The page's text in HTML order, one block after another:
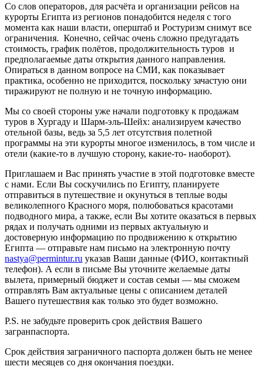
Со слов операторов, для расчёта и организации рейсов на
курорты Египта из регионов понадобится неделя с того
момента как наши власти, оперштаб и Ростуризм снимут все
ограничения. Конечно, сейчас очень сложно предугадать
стоимость, график полётов, продолжительность туров и
предполагаемые даты открытия данного направления.
Опираться в данном вопросе на СМИ, как показывает
практика, особенно не приходится, поскольку зачастую они
тиражируют не полную и не точную информацию.
Мы со своей стороны уже начали подготовку к продажам
туров в Хургаду и Шарм-эль-Шейх: анализируем качество
отельной базы, ведь за 5,5 лет отсутствия полетной
программы на эти курорты многое изменилось, в том числе и
отели (какие-то в лучшую сторону, какие-то- наоборот).
Приглашаем и Вас принять участие в этой подготовке вместе
с нами. Если Вы соскучились по Египту, планируете
отправиться в путешествие и окунуться в теплые воды
великолепного Красного моря, полюбоваться красотами
подводного мира, а также, если Вы хотите оказаться в первых
рядах и получать одними из первых актуальную и
достоверную информацию по продвижению к открытию
Египта — отправьте нам письмо на электронную почту
nastya@permintur.ru указав Ваши данные (ФИО, контактный
телефон). А если в письме Вы уточните желаемые даты
вылета, примерный бюджет и состав семьи — мы сможем
отправлять Вам актуальные цены с описанием деталей
Вашего путешествия как только это будет возможно.
P.S. не забудьте проверить срок действия Вашего
загранпаспорта.
Срок действия заграничного паспорта должен быть не менее
шести месяцев со дня окончания поездки.